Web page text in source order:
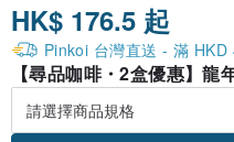
HK$ 176.5 起
Pinkoi 台灣直送 - 滿 HKD
【尋品咖啡・2盒優惠】龍